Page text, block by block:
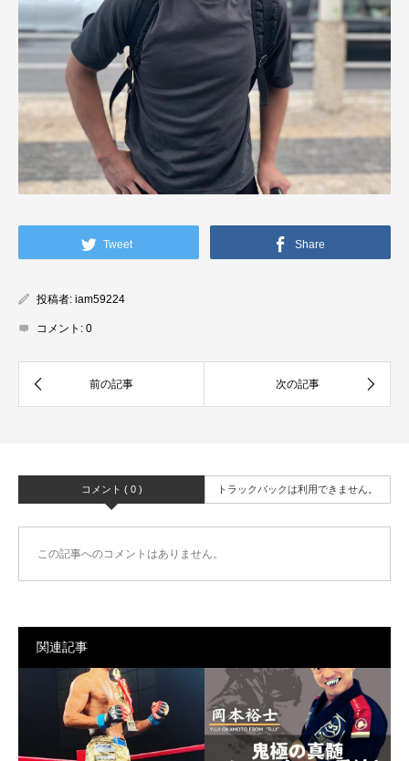
Tweet Share
投稿者: iam59224
コメント: 0
コメント ( 0 ) トラックバックは利用できません。
この記事へのコメントはありません。
関連記事